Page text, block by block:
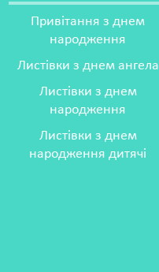
Привітання з днем
народження
Листівки з днем ангела
Листівки з днем
народження
Листівки з днем
народження дитячі